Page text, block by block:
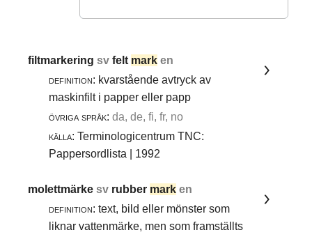
filtmarkeringsvfelt mark en
definition: kvarstående avtryck av
maskinfilt i papper eller papp
övriga språk: da, de, fi, fr, no
källa: Terminologicentrum TNC:
Pappersordlista | 1992
molettmärkesv rubber mark en
definition: text, bild eller mönster som
liknar vattenmärke, men som framställts